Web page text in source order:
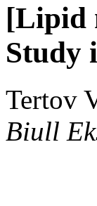
[Lipid
Study
Tertov
Biull